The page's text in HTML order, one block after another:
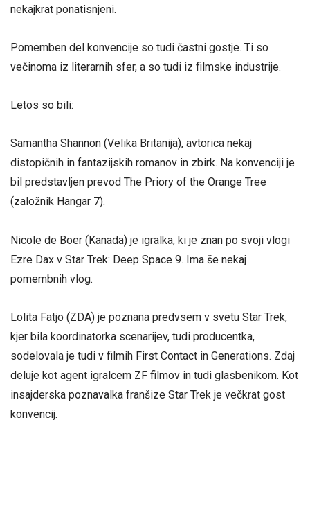
nekajkrat ponatisnjeni.
Pomemben del konvencije so tudi častni gostje. Ti so
večinoma iz literarnih sfer, a so tudi iz filmske industrije.
Letos so bili:
Samantha Shannon (Velika Britanija), avtorica nekaj
distopičnih in fantazijskih romanov in zbirk. Na konvenciji je
bil predstavljen prevod The Priory of the Orange Tree
(založnik Hangar 7).
Nicole de Boer (Kanada) je igralka, ki je znan po svoji vlogi
Ezre Dax v Star Trek: Deep Space 9. Ima še nekaj
pomembnih vlog.
Lolita Fatjo (ZDA) je poznana predvsem v svetu Star Trek,
kjer bila koordinatorka scenarijev, tudi producentka,
sodelovala je tudi v filmih First Contact in Generations. Zdaj
deluje kot agent igralcem ZF filmov in tudi glasbenikom. Kot
insajderska poznavalka franšize Star Trek je večkrat gost
konvencij.